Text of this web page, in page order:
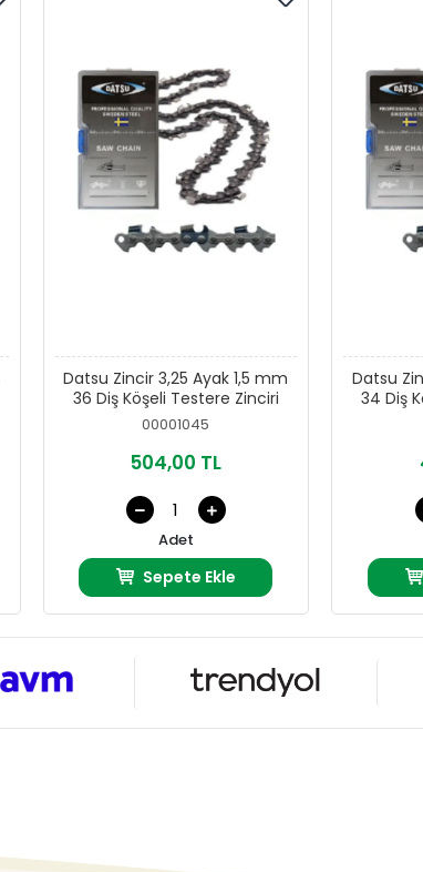
Datsu Zincir 3,25 Ayak 1,5 mm
36 Diş Köşeli Testere Zinciri
00001045
504,00 TL
Adet
Sepete Ekle
Datsu
34 Diş